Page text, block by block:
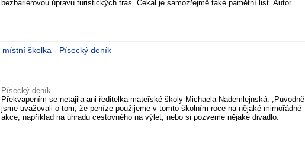
bezbariérovou úpravu turistických tras. Čekal je samozřejmě také pamětní list. Autor ...
místní školka - Písecký deník
Písecký deník
Překvapením se netajila ani ředitelka mateřské školy Michaela Nademlejnská: „Původně
jsme uvažovali o tom, že peníze použijeme v tomto školním roce na nějaké mimořádné
akce, například na úhradu cestovného na výlet, nebo si pozveme nějaké divadlo.